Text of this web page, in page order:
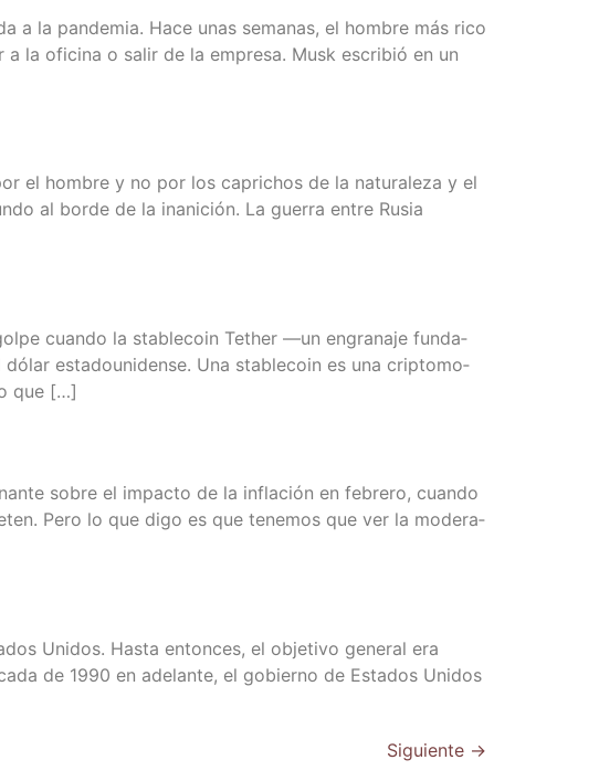
la pan­de­mia. Hace unas sema­nas, el hom­bre más rico
la ofi­ci­na o salir de la empre­sa. Musk escri­bió en un
el hom­bre y no por los capri­chos de la natu­ra­le­za y el
al bor­de de la ina­ni­ción. La gue­rra entre Rusia
cuan­do la sta­ble­co­in Tether —un engra­na­je fun­da­
esta­dou­ni­den­se. Una sta­ble­co­in es una crip­to­mo­
que […]
sobre el impac­to de la infla­ción en febre­ro, cuan­do
Pero lo que digo es que tene­mos que ver la mode­ra­
Uni­dos. Has­ta enton­ces, el obje­ti­vo gene­ral era
de 1990 en ade­lan­te, el gobierno de Esta­dos Uni­dos
Siguiente →